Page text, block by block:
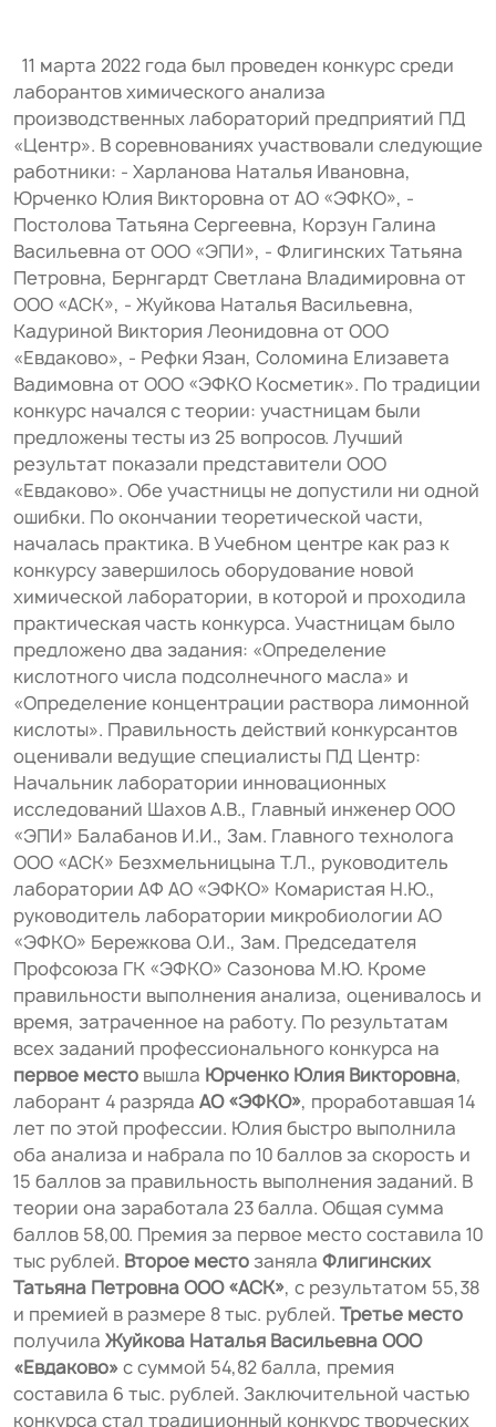
11 марта 2022 года был проведен конкурс среди
лаборантов химического анализа
производственных лабораторий предприятий ПД
«Центр». В соревнованиях участвовали следующие
работники: - Харланова Наталья Ивановна,
Юрченко Юлия Викторовна от АО «ЭФКО», -
Постолова Татьяна Сергеевна, Корзун Галина
Васильевна от ООО «ЭПИ», - Флигинских Татьяна
Петровна, Бернгардт Светлана Владимировна от
ООО «АСК», - Жуйкова Наталья Васильевна,
Кадуриной Виктория Леонидовна от ООО
«Евдаково», - Рефки Язан, Соломина Елизавета
Вадимовна от ООО «ЭФКО Косметик». По традиции
конкурс начался с теории: участницам были
предложены тесты из 25 вопросов. Лучший
результат показали представители ООО
«Евдаково». Обе участницы не допустили ни одной
ошибки. По окончании теоретической части,
началась практика. В Учебном центре как раз к
конкурсу завершилось оборудование новой
химической лаборатории, в которой и проходила
практическая часть конкурса. Участницам было
предложено два задания: «Определение
кислотного числа подсолнечного масла» и
«Определение концентрации раствора лимонной
кислоты». Правильность действий конкурсантов
оценивали ведущие специалисты ПД Центр:
Начальник лаборатории инновационных
исследований Шахов А.В., Главный инженер ООО
«ЭПИ» Балабанов И.И., Зам. Главного технолога
ООО «АСК» Безхмельницына Т.Л., руководитель
лаборатории АФ АО «ЭФКО» Комаристая Н.Ю.,
руководитель лаборатории микробиологии АО
«ЭФКО» Бережкова О.И., Зам. Председателя
Профсоюза ГК «ЭФКО» Сазонова М.Ю. Кроме
правильности выполнения анализа, оценивалось и
время, затраченное на работу. По результатам
всех заданий профессионального конкурса на
первое место вышла Юрченко Юлия Викторовна,
лаборант 4 разряда АО «ЭФКО», проработавшая 14
лет по этой профессии. Юлия быстро выполнила
оба анализа и набрала по 10 баллов за скорость и
15 баллов за правильность выполнения заданий. В
теории она заработала 23 балла. Общая сумма
баллов 58,00. Премия за первое место составила 10
тыс рублей. Второе место заняла Флигинских
Татьяна Петровна ООО «АСК», с результатом 55,38
и премией в размере 8 тыс. рублей. Третье место
получила Жуйкова Наталья Васильевна ООО
«Евдаково»с суммой 54,82 балла, премия
составила 6 тыс. рублей. Заключительной частью
конкурса стал традиционный конкурс творческих